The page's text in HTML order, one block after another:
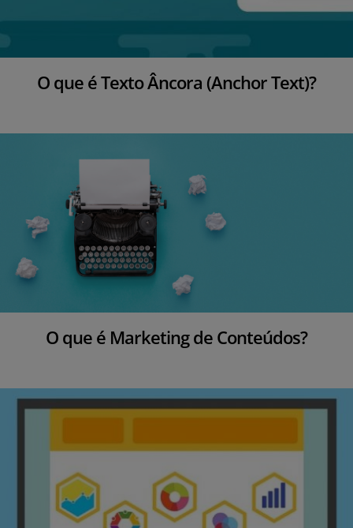
O que é Texto Âncora (Anchor Text)?
O que é Marketing de Conteúdos?